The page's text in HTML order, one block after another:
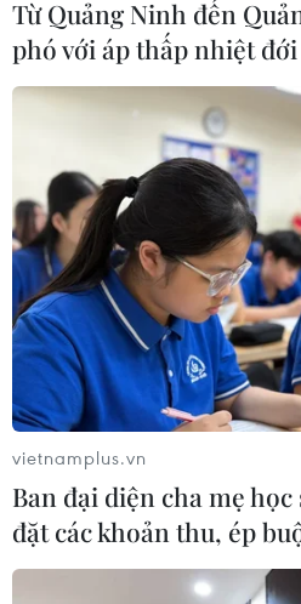
Phát triển mô hình AI giải mã
ngữ của não bộ”
Hưởng ứng
ninh mạng Việt Nam:
điệp thiết thực về an toàn số
05/08/2026 22:58
Ngoại giao
nền đối ngoại Việt Nam
05/08/2026 14:56
Foxconn đạt doanh thu cao
Từ Quảng Ninh đến
phó với áp thấp nhiệt đới
vietnamplus.vn
Ban đại diện cha mẹ
đặt các khoản thu, ép